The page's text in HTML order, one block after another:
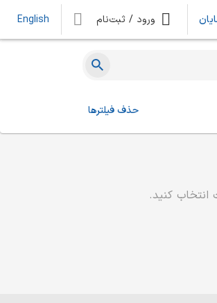
ورود / ثبت‌نام English
حذف فیلترها
کنید.